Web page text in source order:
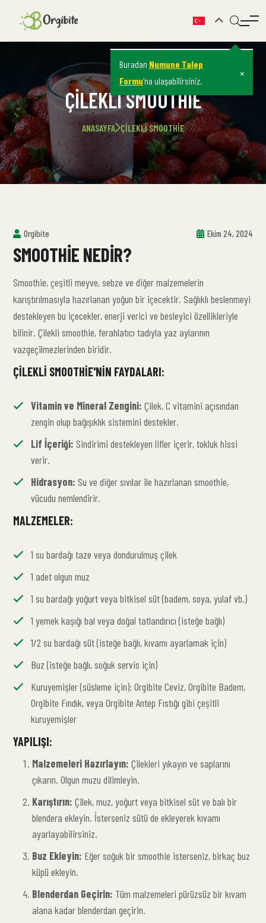
Buradan Numune Talep
Formu'na ulaşabilirsiniz.
×
ÇILEKLI SMOOTHIE
ANASAYFA ÇILEKLI SMOOTHIE
Orgibite Ekim 24, 2024
SMOOTHIE NEDIR?
Smoothie, çeşitli meyve, sebze ve diğer malzemelerin
karıştırılmasıyla hazırlanan yoğun bir içecektir. Sağlıklı beslenmeyi
destekleyen bu içecekler, enerji verici ve besleyici özellikleriyle
bilinir. Çilekli smoothie, ferahlatıcı tadıyla yaz aylarının
vazgeçilmezlerinden biridir.
ÇILEKLI SMOOTHIE'NIN FAYDALARI:
Vitamin ve Mineral Zengini: Çilek, C vitamini açısından
zengin olup bağışıklık sistemini destekler.
Lif İçeriği: Sindirimi destekleyen lifler içerir, tokluk hissi
verir.
Hidrasyon: Su ve diğer sıvılar ile hazırlanan smoothie,
vücudu nemlendirir.
MALZEMELER:
1 su bardağı taze veya dondurulmuş çilek
1 adet olgun muz
1 su bardağı yoğurt veya bitkisel süt (badem, soya, yulaf vb.)
1 yemek kaşığı bal veya doğal tatlandırıcı (isteğe bağlı)
1/2 su bardağı süt (isteğe bağlı, kıvamı ayarlamak için)
Buz (isteğe bağlı, soğuk servis için)
Kuruyemişler (süsleme için): Orgibite Ceviz, Orgibite Badem,
Orgibite Fındık, veya Orgibite Antep Fıstığı gibi çeşitli
kuruyemişler
YAPILIŞI:
Malzemeleri Hazırlayın: Çilekleri yıkayın ve saplarını
çıkarın. Olgun muzu dilimleyin.
Karıştırın: Çilek, muz, yoğurt veya bitkisel süt ve balı bir
blendera ekleyin. İsterseniz sütü de ekleyerek kıvamı
ayarlayabilirsiniz.
Buz Ekleyin: Eğer soğuk bir smoothie isterseniz, birkaç buz
küpü ekleyin.
Blenderdan Geçirin: Tüm malzemeleri pürüzsüz bir kıvam
alana kadar blenderdan geçirin.